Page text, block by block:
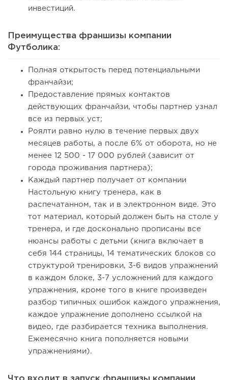
инвестиций.
Преимущества франшизы компании
Футболика:
Полная открытость перед потенциальными
франчайзи;
Предоставление прямых контактов
действующих франчайзи, чтобы партнер узнал
все из первых уст;
Роялти равно нулю в течение первых двух
месяцев работы, а после 6% от оборота, но не
менее 12 500 - 17 000 рублей (зависит от
города проживания партнера);
Каждый партнер получает от компании
Настольную книгу тренера, как в
распечатанном, так и в электронном виде. Это
тот материал, который должен быть на столе у
тренера, и где досконально прописаны все
нюансы работы с детьми (книга включает в
себя 144 страницы, 14 тематических блоков со
структурой тренировки, 3-6 видов упражнений
в каждом блоке, 3-7 усложнений для каждого
упражнения, кроме того в книге произведен
разбор типичных ошибок каждого упражнения,
каждое упражнение дополнено ссылкой на
видео, где разбирается техника выполнения.
Ежемесячно книга пополняется новыми
упражнениями).